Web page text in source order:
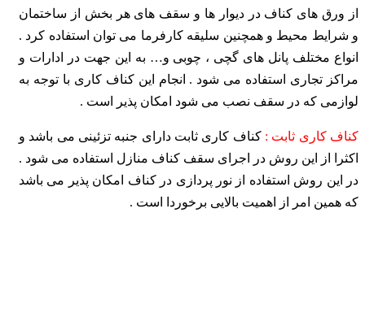
از ورق های کناف در دیوار ها و سقف های هر بخش از ساختمان
و شرایط محیط و همچنین سلیقه کارفرما می توان استفاده کرد .
انواع مختلف پانل های گچی ، چوبی و… به این جهت در ادارات و
مراکز تجاری استفاده می شود . انجام این کناف کاری با توجه به
لوازمی که در سقف نصب می شود امکان پذیر است .
کناف کاری ثابت :کناف کاری ثابت دارای جنبه تزئینی می باشد و
اکثرا از این روش در اجرای سقف کناف منازل استفاده می شود .
در این روش استفاده از نور پردازی در کناف امکان پذیر می باشد
که همین امر از اهمیت بالایی برخوردا است .